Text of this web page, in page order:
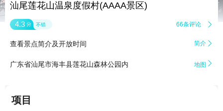
汕尾莲花山温泉度假村(AAAA景区)
4.3 分 不错 66条评论 
查看景点简介及开放时间 简介 
广东省汕尾市海丰县莲花山森林公园内 地图 
项目